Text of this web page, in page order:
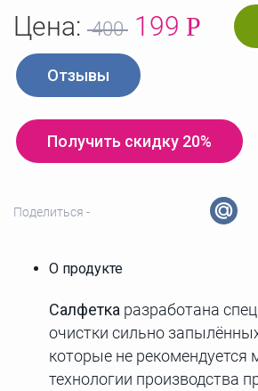
Цена: 400 199 Р
Отзывы
Получить скидку 20%
Поделиться -
О продукте
Салфетка разработана
очистки сильно
которые не рекомендуется
технологии производства